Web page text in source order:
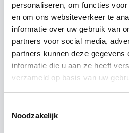
personaliseren, om functies
en om ons websiteverkeer te
informatie over uw gebruik van
partners voor social media,
partners kunnen deze gegevens
informatie die u aan ze heeft
verzameld op basis van uw
Noodzakelijk
ALTE
ACHTERHUIS
Alte